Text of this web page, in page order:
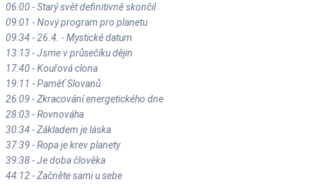
06:00 - Starý svět definitivně skončil
09:01 - Nový program pro planetu
09:34 - 26.4. - Mystické datum
13:13 - Jsme v průsečíku dějin
17:40 - Kouřová clona
19:11 - Paměť Slovanů
26:09 - Zkracování energetického dne
28:03 - Rovnováha
30:34 - Základem je láska
37:39 - Ropa je krev planety
39:38 - Je doba člověka
44:12 - Začněte sami u sebe